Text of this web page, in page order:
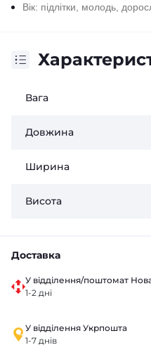
Вік: підлітки, молодь,
Вага
Довжина
Ширина
Висота
Доставка
У відділення/поштомат
1-2 дні
У відділення Укрпошта
1-7 днів